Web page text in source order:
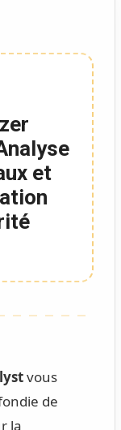
et
vous
de
la